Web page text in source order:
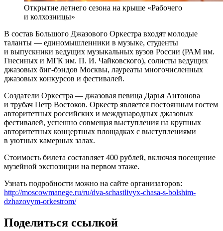
Открытие летнего сезона на крыше «Рабочего
и колхозницы»
В состав Большого Джазового Оркестра входят молодые
таланты — единомышленники в музыке, студенты
и выпускники ведущих музыкальных вузов России (РАМ им.
Гнесиных и МГК им. П. И. Чайковского), солисты ведущих
джазовых биг-бэндов Москвы, лауреаты многочисленных
джазовых конкурсов и фестивалей.
Создатели Оркестра — джазовая певица Дарья Антонова
и трубач Петр Востоков. Оркестр является постоянным гостем
авторитетных российских и международных джазовых
фестивалей, успешно совмещая выступления на крупных
авторитетных концертных площадках с выступлениями
в уютных камерных залах.
Стоимость билета составляет 400 рублей, включая посещение
музейной экспозиции на первом этаже.
Узнать подробности можно на сайте организаторов:
http://moscowmanege.ru/ru/dva-schastlivyx-chasa-s-bolshim-
dzhazovym-orkestrom/
Поделиться ссылкой